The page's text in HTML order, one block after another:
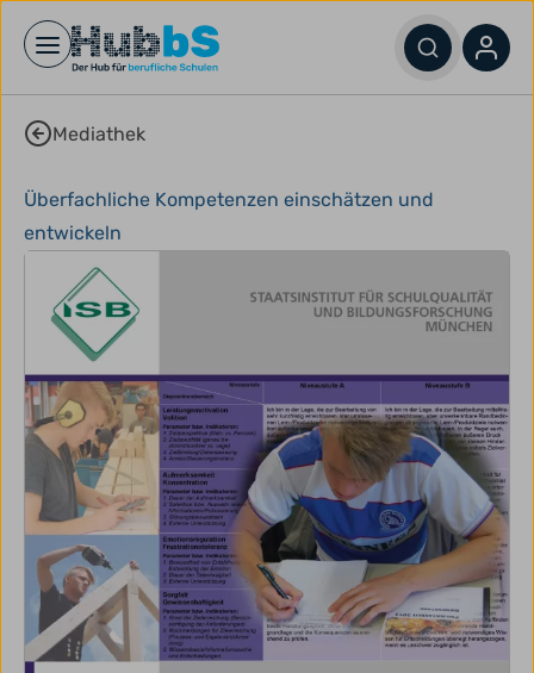
Open main menu
Mediathek
Überfachliche Kompetenzen einschätzen und
entwickeln